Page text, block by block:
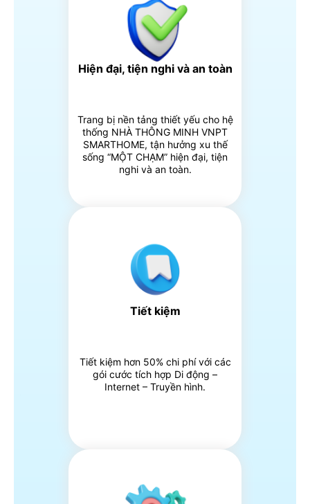
Hiện đại, tiện nghi và an toàn
Trang bị nền tảng thiết yếu cho hệ
thống NHÀ THÔNG MINH VNPT
SMARTHOME, tận hưởng xu thế
sống “MỘT CHẠM” hiện đại, tiện
nghi và an toàn.
Tiết kiệm
Tiết kiệm hơn 50% chi phí với các
gói cước tích hợp Di động –
Internet – Truyền hình.